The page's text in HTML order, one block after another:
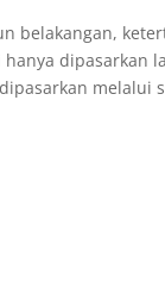
belakangan,
hanya dipasarkan
melalui